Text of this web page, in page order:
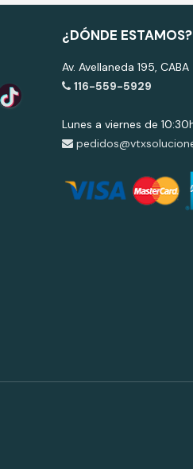
¿DÓNDE ESTAMOS?
Av. Avellaneda 195, CABA
116-559-5929
Lunes a viernes de